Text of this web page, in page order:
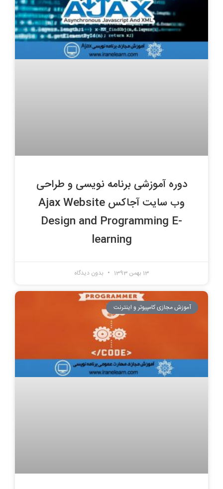
دوره آموزشی برنامه نویسی و طراحی
وب سایت آجاکس Ajax Website
Design and Programming E-
learning
13 بهمن 1393 بدون دیدگاه
آموزش مجازی کامپیوتر و اینترنت